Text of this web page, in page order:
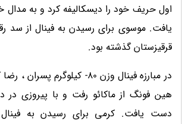
اول حریف خود را دیسکالیفه کرد و به
یافت. موسوی برای رسیدن به فینال از سد
قرقیزستان گذشته بود.
در مبارزه فینال وزن 80-
هین فونگ از ماکائو رفت و با پیروزی در
دست یافت. کرمی برای رسیدن به